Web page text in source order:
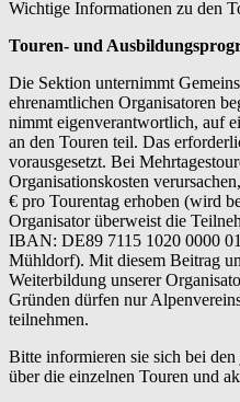
Wichtige Informationen zu den
Touren- und
Die Sektion unternimmt
ehrenamtlichen Organisatoren
nimmt eigenverantwortlich, auf
an den Touren teil. Das
vorausgesetzt. Bei
Organisationskosten
€ pro Tourentag erhoben (wird
Organisator überweist die
IBAN: DE89 7115 1020 0000
Mühldorf). Mit diesem Beitrag
Weiterbildung unserer
Gründen dürfen nur
teilnehmen.
Bitte informieren sie sich bei
über die einzelnen Touren und